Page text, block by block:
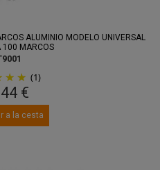
ALUMINIO MODELO UNIVERSAL
100 MARCOS
(1)
€
a la cesta